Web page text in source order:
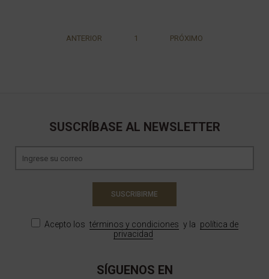
ANTERIOR 1 PRÓXIMO
SUSCRÍBASE AL NEWSLETTER
SUSCRIBIRME
Acepto los términos y condiciones y la política de
privacidad
SÍGUENOS EN